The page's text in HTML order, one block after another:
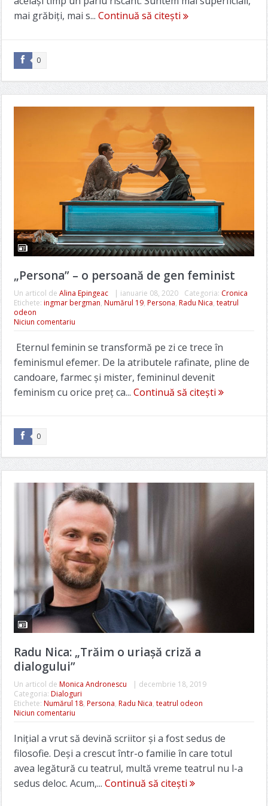
mai grăbiți, mai s... Continuă să citești
0
„Persona” – o persoană de gen feminist
Un articol de Alina Epingeac | ianuarie 08, 2020 Categoria: Cronica
Etichete: ingmar bergman, Numărul 19, Persona, Radu Nica, teatrul
odeon
Niciun comentariu
Eternul feminin se transformă pe zi ce trece în
feminismul efemer. De la atributele rafinate, pline de
candoare, farmec şi mister, femininul devenit
feminism cu orice preţ ca... Continuă să citești
0
Radu Nica: „Trăim o uriașă criză a
dialogului”
Un articol de Monica Andronescu | decembrie 18, 2019
Categoria: Dialoguri
Etichete: Numărul 18, Persona, Radu Nica, teatrul odeon
Niciun comentariu
Inițial a vrut să devină scriitor și a fost sedus de
filosofie. Deși a crescut într-o familie în care totul
avea legătură cu teatrul, multă vreme teatrul nu l-a
sedus deloc. Acum,... Continuă să citești